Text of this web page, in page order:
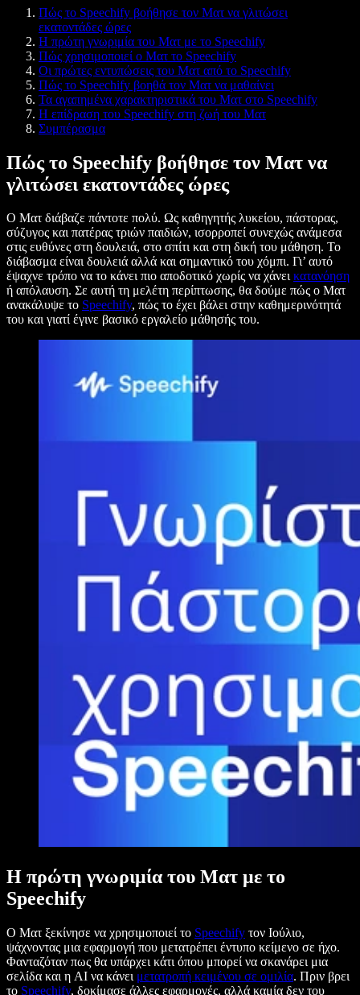
Πώς το Speechify βοήθησε τον Ματ να γλιτώσει
εκατοντάδες ώρες
Η πρώτη γνωριμία του Ματ με το Speechify
Πώς χρησιμοποιεί ο Ματ το Speechify
Οι πρώτες εντυπώσεις του Ματ από το Speechify
Πώς το Speechify βοηθά τον Ματ να μαθαίνει
Τα αγαπημένα χαρακτηριστικά του Ματ στο Speechify
Η επίδραση του Speechify στη ζωή του Ματ
Συμπέρασμα
Πώς το Speechify βοήθησε τον Ματ να
γλιτώσει εκατοντάδες ώρες
Ο Ματ διάβαζε πάντοτε πολύ. Ως καθηγητής λυκείου, πάστορας,
σύζυγος και πατέρας τριών παιδιών, ισορροπεί συνεχώς ανάμεσα
στις ευθύνες στη δουλειά, στο σπίτι και στη δική του μάθηση. Το
διάβασμα είναι δουλειά αλλά και σημαντικό του χόμπι. Γι’ αυτό
έψαχνε τρόπο να το κάνει πιο αποδοτικό χωρίς να χάνεικατανόηση
ή απόλαυση. Σε αυτή τη μελέτη περίπτωσης, θα δούμε πώς ο Ματ
ανακάλυψε το Speechify, πώς το έχει βάλει στην καθημερινότητά
του και γιατί έγινε βασικό εργαλείο μάθησής του.
Η πρώτη γνωριμία του Ματ με το
Speechify
Ο Ματ ξεκίνησε να χρησιμοποιεί το Speechify τον Ιούλιο,
ψάχνοντας μια εφαρμογή που μετατρέπει έντυπο κείμενο σε ήχο.
Φανταζόταν πως θα υπάρχει κάτι όπου μπορεί να σκανάρει μια
σελίδα και η AI να κάνει μετατροπή κειμένου σε ομιλία. Πριν βρει
το Speechify, δοκίμασε άλλες εφαρμογές, αλλά καμία δεν του